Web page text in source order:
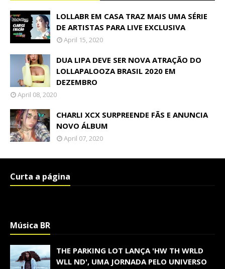
LOLLABR EM CASA TRAZ MAIS UMA SÉRIE
DE ARTISTAS PARA LIVE EXCLUSIVA
April 15, 2020
DUA LIPA DEVE SER NOVA ATRAÇÃO DO
LOLLAPALOOZA BRASIL 2020 EM
DEZEMBRO
April 08, 2020
CHARLI XCX SURPREENDE FÃS E ANUNCIA
NOVO ÁLBUM
April 07, 2020
Curta a página
Música BR
THE PARKING LOT LANÇA 'HW TH WRLD
WLL ND', UMA JORNADA PELO UNIVERSO